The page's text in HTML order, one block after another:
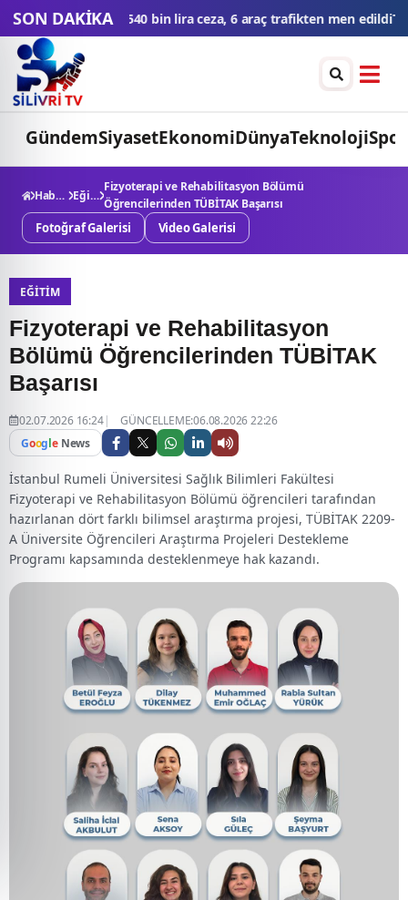
SON DAKİKA
araç trafikten men edildiTHY'den tüm zamanların yolcu ve uçuş
GündemSiyasetEkonomiDünyaTeknolojiSpor
Haberler Eğitim
Fizyoterapi ve Rehabilitasyon Bölümü
Öğrencilerinden TÜBİTAK Başarısı
Fotoğraf Galerisi Video Galerisi
EĞITIM
Fizyoterapi ve Rehabilitasyon
Bölümü Öğrencilerinden TÜBİTAK
Başarısı
02.07.2026 16:24
GÜNCELLEME:06.08.2026 22:26
Google News
İstanbul Rumeli Üniversitesi Sağlık Bilimleri Fakültesi
Fizyoterapi ve Rehabilitasyon Bölümü öğrencileri tarafından
hazırlanan dört farklı bilimsel araştırma projesi, TÜBİTAK 2209-
A Üniversite Öğrencileri Araştırma Projeleri Destekleme
Programı kapsamında desteklenmeye hak kazandı.